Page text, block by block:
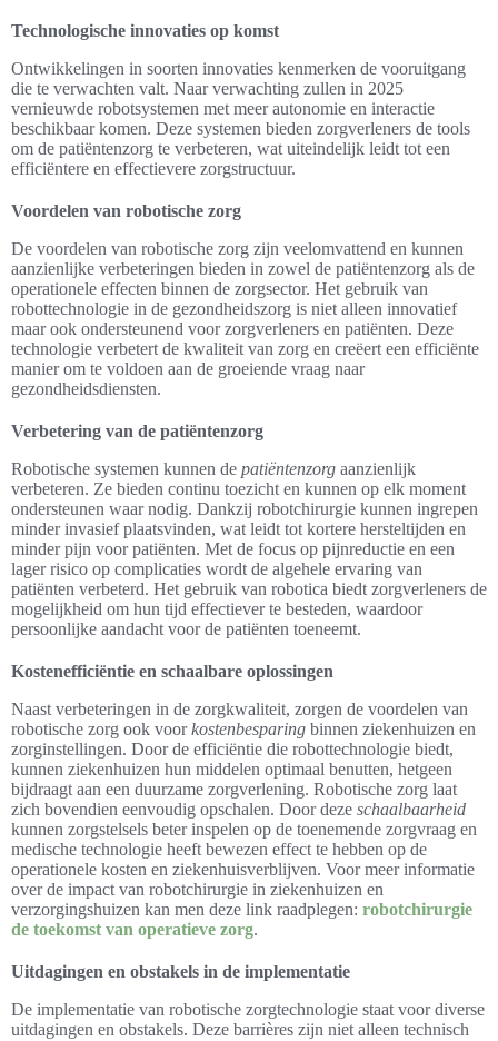
Technologische innovaties op komst
Ontwikkelingen in soorten innovaties kenmerken de vooruitgang
die te verwachten valt. Naar verwachting zullen in 2025
vernieuwde robotsystemen met meer autonomie en interactie
beschikbaar komen. Deze systemen bieden zorgverleners de tools
om de patiëntenzorg te verbeteren, wat uiteindelijk leidt tot een
efficiëntere en effectievere zorgstructuur.
Voordelen van robotische zorg
De voordelen van robotische zorg zijn veelomvattend en kunnen
aanzienlijke verbeteringen bieden in zowel de patiëntenzorg als de
operationele effecten binnen de zorgsector. Het gebruik van
robottechnologie in de gezondheidszorg is niet alleen innovatief
maar ook ondersteunend voor zorgverleners en patiënten. Deze
technologie verbetert de kwaliteit van zorg en creëert een efficiënte
manier om te voldoen aan de groeiende vraag naar
gezondheidsdiensten.
Verbetering van de patiëntenzorg
Robotische systemen kunnen de patiëntenzorg aanzienlijk
verbeteren. Ze bieden continu toezicht en kunnen op elk moment
ondersteunen waar nodig. Dankzij robotchirurgie kunnen ingrepen
minder invasief plaatsvinden, wat leidt tot kortere hersteltijden en
minder pijn voor patiënten. Met de focus op pijnreductie en een
lager risico op complicaties wordt de algehele ervaring van
patiënten verbeterd. Het gebruik van robotica biedt zorgverleners de
mogelijkheid om hun tijd effectiever te besteden, waardoor
persoonlijke aandacht voor de patiënten toeneemt.
Kostenefficiëntie en schaalbare oplossingen
Naast verbeteringen in de zorgkwaliteit, zorgen de voordelen van
robotische zorg ook voorkostenbesparing binnen ziekenhuizen en
zorginstellingen. Door de efficiëntie die robottechnologie biedt,
kunnen ziekenhuizen hun middelen optimaal benutten, hetgeen
bijdraagt aan een duurzame zorgverlening. Robotische zorg laat
zich bovendien eenvoudig opschalen. Door deze schaalbaarheid
kunnen zorgstelsels beter inspelen op de toenemende zorgvraag en
medische technologie heeft bewezen effect te hebben op de
operationele kosten en ziekenhuisverblijven. Voor meer informatie
over de impact van robotchirurgie in ziekenhuizen en
verzorgingshuizen kan men deze link raadplegen: robotchirurgie
de toekomst van operatieve zorg.
Uitdagingen en obstakels in de implementatie
De implementatie van robotische zorgtechnologie staat voor diverse
uitdagingen en obstakels. Deze barrières zijn niet alleen technisch